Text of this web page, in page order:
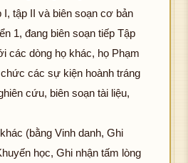
tập II và biên soạn cơ bản
1, đang biên soạn tiếp Tập
các dòng họ khác, họ Phạm
các sự kiện hoành tráng
cứu, biên soạn tài liệu,
(bằng Vinh danh, Ghi
học, Ghi nhận tấm lòng